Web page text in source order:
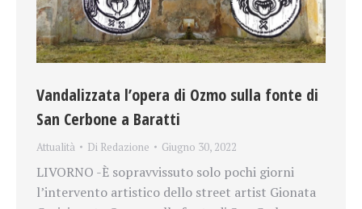
Vandalizzata l’opera di Ozmo sulla fonte di
San Cerbone a Baratti
Attualità Di Redazione Giugno 30, 2022
LIVORNO -È sopravvissuto solo pochi giorni
l’intervento artistico dello street artist Gionata